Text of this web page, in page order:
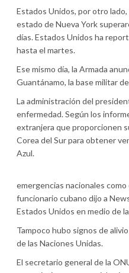
Estados Unidos, por otro
estado de Nueva York
días. Estados Unidos ha
hasta el martes.
Ese mismo día, la Armada
Guantánamo, la base militar
La administración del
enfermedad. Según los
extranjera que proporcionen
Corea del Sur para obtener
Azul.
emergencias nacionales
funcionario cubano dijo a
Estados Unidos en medio de
Tampoco hubo signos de
de las Naciones Unidas.
El secretario general de la